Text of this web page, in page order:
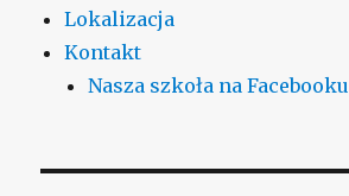
Lokalizacja
Kontakt
Nasza szkoła na Facebooku